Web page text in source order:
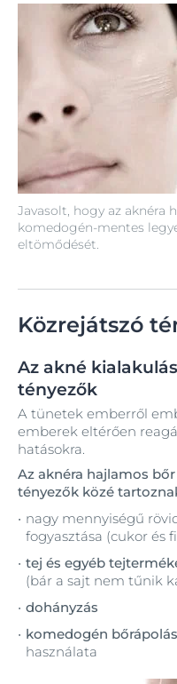
Javasolt, hogy az
komedogén-mentes
eltömődését.
Közrejátszó
Az akné
tényezők
A tünetek emberről
emberek eltérően
hatásokra.
Az aknéra hajlamos
tényezők közé
nagy mennyiségű
fogyasztása (cukor és
tej és egyéb
(bár a sajt nem tűnik
dohányzás
komedogén
használata